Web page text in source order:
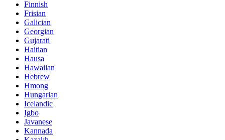
Finnish
Frisian
Galician
Georgian
Gujarati
Haitian
Hausa
Hawaiian
Hebrew
Hmong
Hungarian
Icelandic
Igbo
Javanese
Kannada